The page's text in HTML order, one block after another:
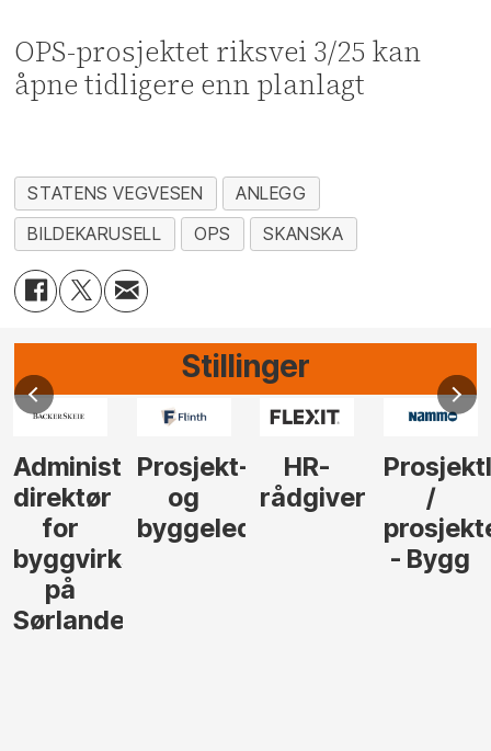
OPS-prosjektet riksvei 3/25 kan
åpne tidligere enn planlagt
STATENS VEGVESEN
ANLEGG
BILDEKARUSELL
OPS SKANSKA
Stillinger
Administrerende
direktør
for
byggvirksomhet
på
Sørlandet
Prosjekt-
og
byggeleder
HR-
rådgiver
/
- Bygg